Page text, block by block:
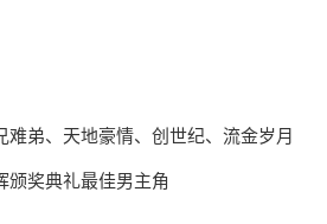
弟、天地豪情、创世纪、流金岁月
颁奖典礼最佳男主角